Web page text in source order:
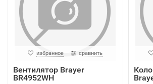
избранное сравнить
Вентилятор Brayer
BR4952WH